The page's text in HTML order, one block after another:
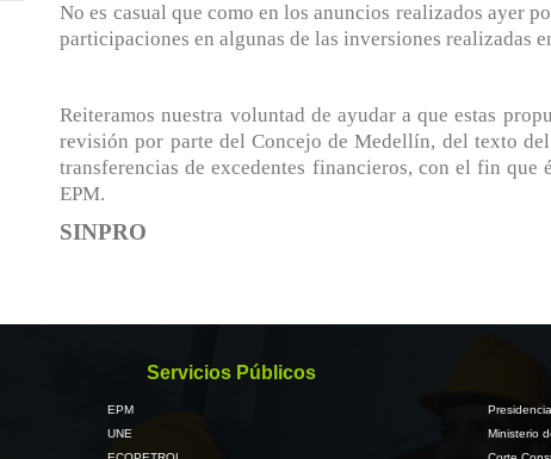
No es casual que como en los anuncios realizados ayer
participaciones en algunas de las inversiones realizadas
Reiteramos nuestra voluntad de ayudar a que estas
revisión por parte del Concejo de Medellín, del texto
transferencias de excedentes financieros, con el fin
EPM.
SINPRO
Servicios Públicos
EPM
UNE
Ministerio